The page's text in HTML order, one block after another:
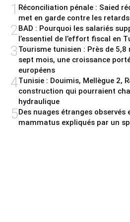
1 Réconciliation pénale : Saied
met en garde contre les retards
2BAD : Pourquoi les salariés
l’essentiel de l’effort fiscal en
3Tourisme tunisien : Près de
sept mois, une croissance
européens
4Tunisie : Douimis, Mellègue 2,
construction qui pourraient
hydraulique
5Des nuages étranges observés
mammatus expliqués par un